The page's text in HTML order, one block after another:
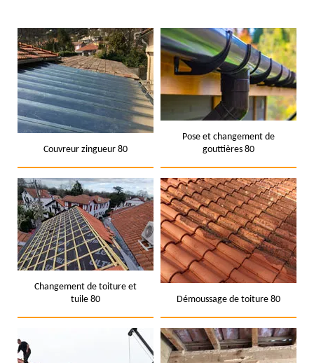
Couvreur zingueur 80
Pose et changement de
gouttières 80
Changement de toiture et
tuile 80
Démoussage de toiture 80